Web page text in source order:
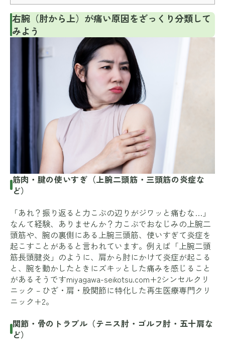
右腕（肘から上）が痛い原因をざっくり分類して
みよう
筋肉・腱の使いすぎ（上腕二頭筋・三頭筋の炎症な
ど）
「あれ？振り返ると力こぶの辺りがジワッと痛むな…」
なんて経験、ありませんか？力こぶでおなじみの上腕二
頭筋や、腕の裏側にある上腕三頭筋、使いすぎて炎症を
起こすことがあると言われています。例えば「上腕二頭
筋長頭腱炎」のように、肩から肘にかけて炎症が起こる
と、腕を動かしたときにズキッとした痛みを感じること
があるそうですmiyagawa-seikotsu.com+2シンセルクリ
ニック – ひざ・肩・股関節に特化した再生医療専門クリ
ニック+2。
関節・骨のトラブル（テニス肘・ゴルフ肘・五十肩な
ど）